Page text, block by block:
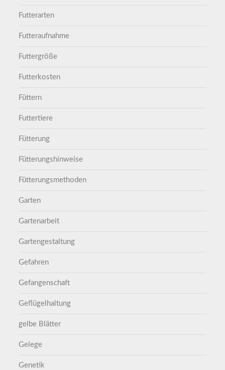
Futterarten
Futteraufnahme
Futtergröße
Futterkosten
Füttern
Futtertiere
Fütterung
Fütterungshinweise
Fütterungsmethoden
Garten
Gartenarbeit
Gartengestaltung
Gefahren
Gefangenschaft
Geflügelhaltung
gelbe Blätter
Gelege
Genetik